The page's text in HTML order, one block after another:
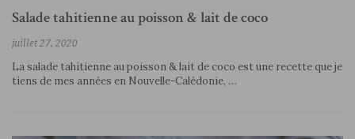
Salade tahitienne au poisson & lait de coco
juillet 27, 2020
La salade tahitienne au poisson & lait de coco est une recette que je
tiens de mes années en Nouvelle-Calédonie, …